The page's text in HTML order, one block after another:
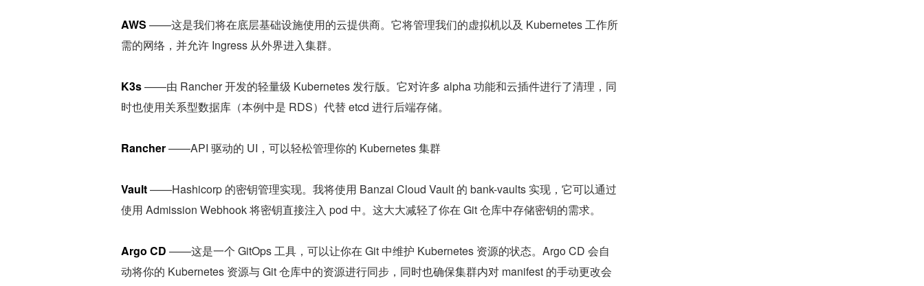
AWS ——这是我们将在底层基础设施使用的云提供商。它将管理我们的虚拟机以及 Kubernetes 工作所
需的网络，并允许 Ingress 从外界进入集群。
K3s ——由 Rancher 开发的轻量级 Kubernetes 发行版。它对许多 alpha 功能和云插件进行了清理，同
时也使用关系型数据库（本例中是 RDS）代替 etcd 进行后端存储。
Rancher ——API 驱动的 UI，可以轻松管理你的 Kubernetes 集群
Vault ——Hashicorp 的密钥管理实现。我将使用 Banzai Cloud Vault 的 bank-vaults 实现，它可以通过
使用 Admission Webhook 将密钥直接注入 pod 中。这大大减轻了你在 Git 仓库中存储密钥的需求。
Argo CD ——这是一个 GitOps 工具，可以让你在 Git 中维护 Kubernetes 资源的状态。Argo CD 会自
动将你的 Kubernetes 资源与 Git 仓库中的资源进行同步，同时也确保集群内对 manifest 的手动更改会